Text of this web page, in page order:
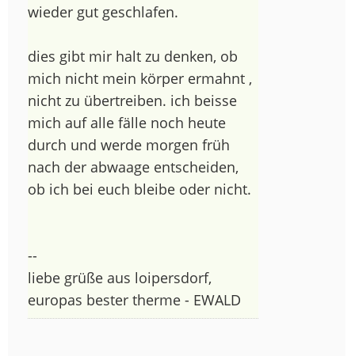
wieder gut geschlafen.
dies gibt mir halt zu denken, ob
mich nicht mein körper ermahnt ,
nicht zu übertreiben. ich beisse
mich auf alle fälle noch heute
durch und werde morgen früh
nach der abwaage entscheiden,
ob ich bei euch bleibe oder nicht.
--
liebe grüße aus loipersdorf,
europas bester therme - EWALD